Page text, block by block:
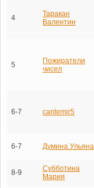
4
Таракан
Валентин
5
Пожиратели
чисел
6-7 cantemir5
6-7 Думина Ульяна
8-9
Субботина
Мария